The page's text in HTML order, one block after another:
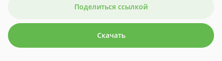
Поделиться ссылкой
Скачать